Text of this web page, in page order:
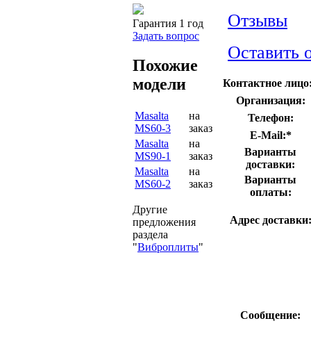
Гарантия 1 год
Задать вопрос
Похожие
модели
Masalta
MS60-3
на
заказ
Masalta
MS90-1
на
заказ
Masalta
MS60-2
на
заказ
Другие
предложения
раздела
"Виброплиты"
Отзывы
Оставить
Контактное
Организация:
Телефон:
E-Mail:*
Варианты
доставки:
Варианты
оплаты:
Адрес доставки:
Сообщение: